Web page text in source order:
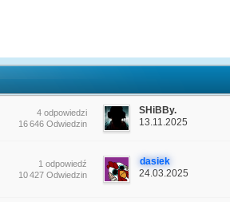
4 odpowiedzi
16 646 Odwiedzin
SHiBBy.
13.11.2025
1 odpowiedź
10 427 Odwiedzin
dasiek
24.03.2025